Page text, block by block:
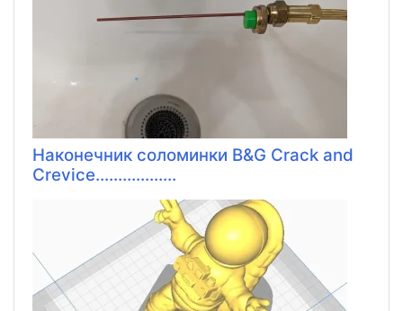
Наконечник соломинки B&G Crack and
Crevice..................